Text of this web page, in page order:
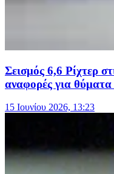
Σεισμός 6,6 Ρίχτερ
αναφορές για θύματα
15 Ιουνίου 2026, 13:23